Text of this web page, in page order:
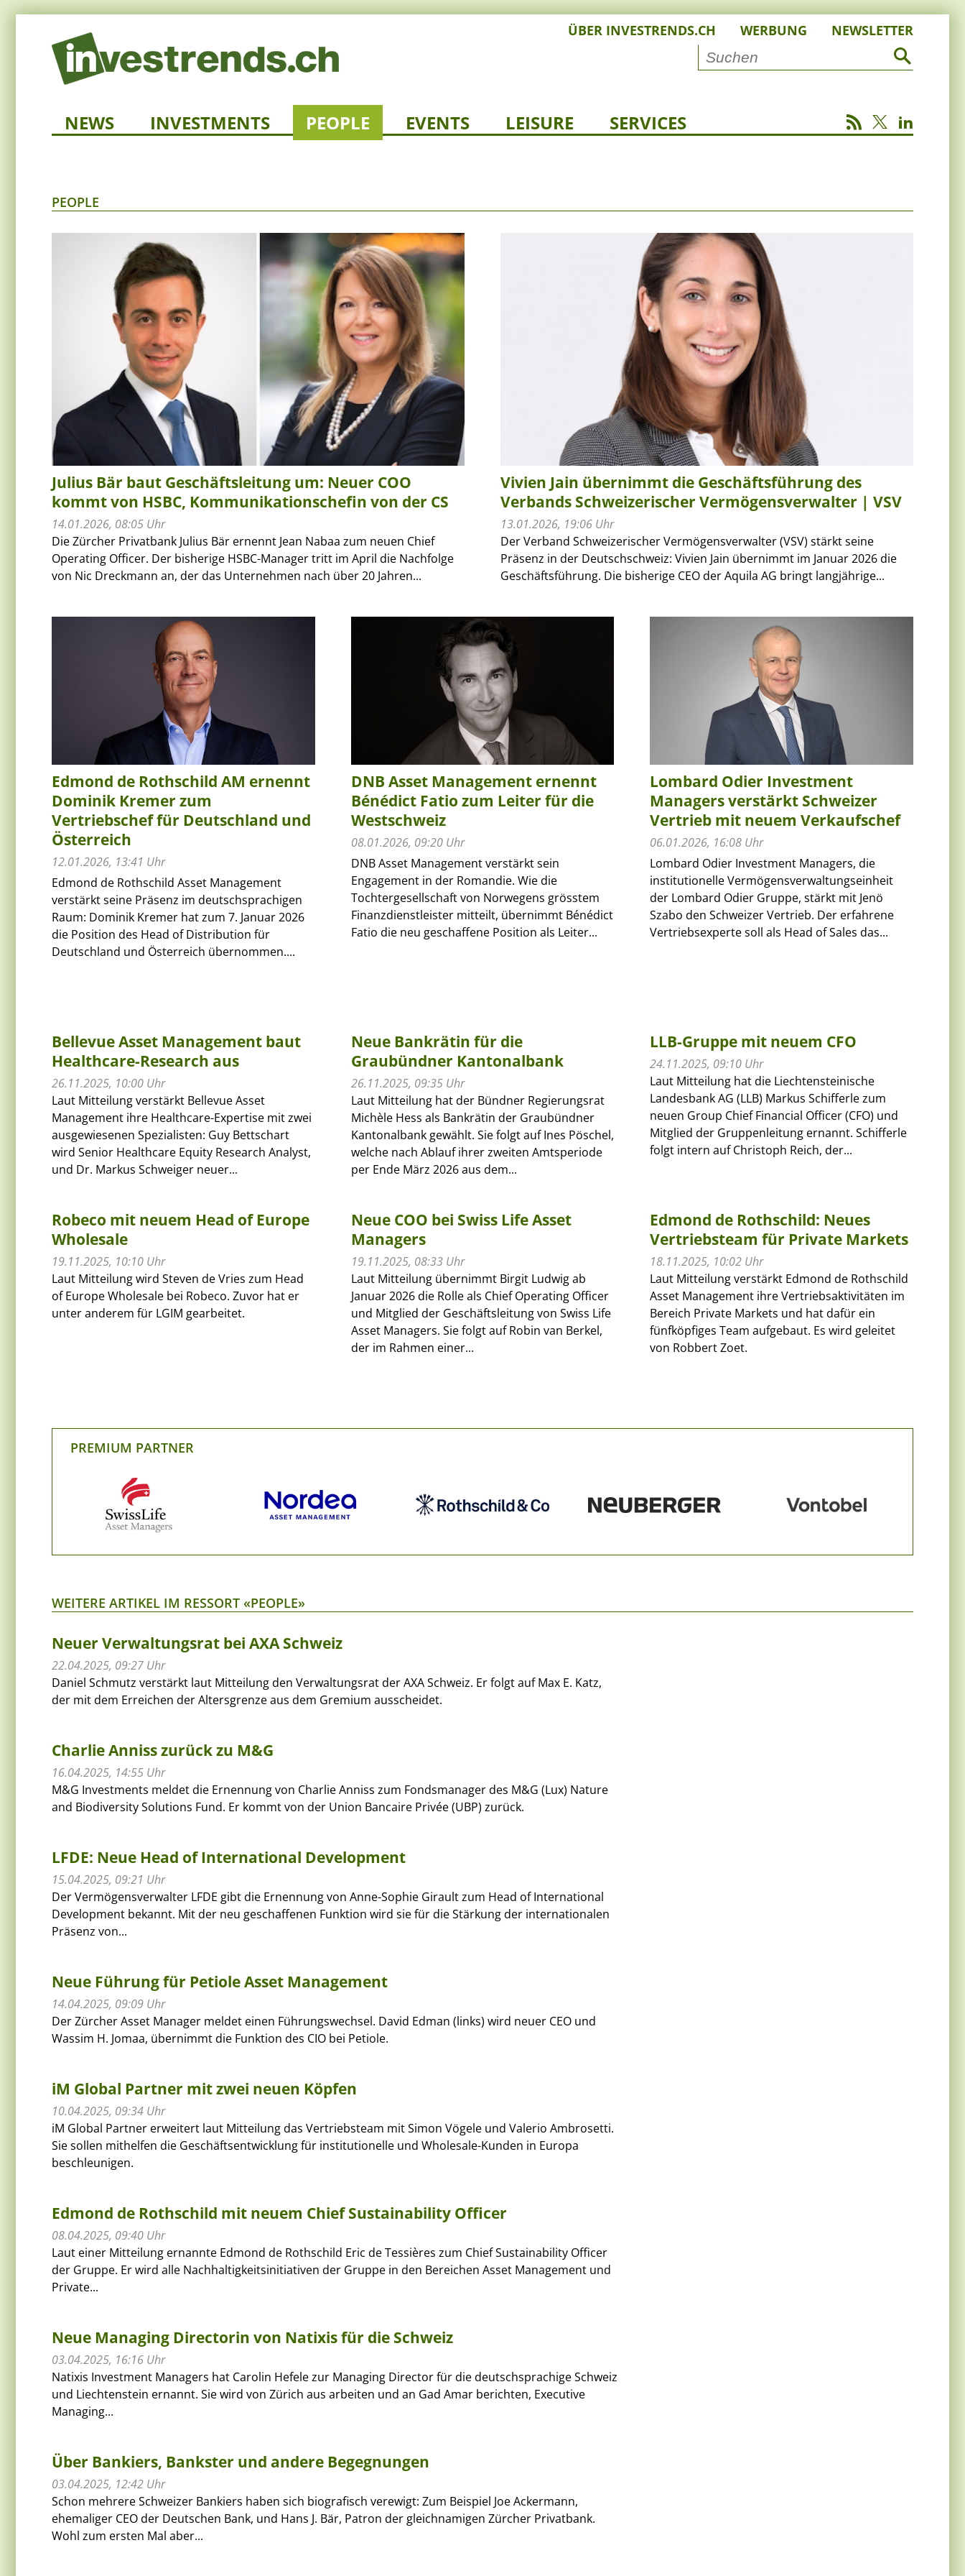
ÜBER INVESTRENDS.CH WERBUNG NEWSLETTER
NEWS INVESTMENTS PEOPLE EVENTS LEISURE SERVICES
PEOPLE
Julius Bär baut Geschäftsleitung um: Neuer COO
kommt von HSBC, Kommunikationschefin von der CS
14.01.2026, 08:05 Uhr
Die Zürcher Privatbank Julius Bär ernennt Jean Nabaa zum neuen Chief
Operating Officer. Der bisherige HSBC-Manager tritt im April die Nachfolge
von Nic Dreckmann an, der das Unternehmen nach über 20 Jahren...
Vivien Jain übernimmt die Geschäftsführung des
Verbands Schweizerischer Vermögensverwalter | VSV
13.01.2026, 19:06 Uhr
Der Verband Schweizerischer Vermögensverwalter (VSV) stärkt seine
Präsenz in der Deutschschweiz: Vivien Jain übernimmt im Januar 2026 die
Geschäftsführung. Die bisherige CEO der Aquila AG bringt langjährige...
Edmond de Rothschild AM ernennt
Dominik Kremer zum
Vertriebschef für Deutschland und
Österreich
12.01.2026, 13:41 Uhr
Edmond de Rothschild Asset Management
verstärkt seine Präsenz im deutschsprachigen
Raum: Dominik Kremer hat zum 7. Januar 2026
die Position des Head of Distribution für
Deutschland und Österreich übernommen....
DNB Asset Management ernennt
Bénédict Fatio zum Leiter für die
Westschweiz
08.01.2026, 09:20 Uhr
DNB Asset Management verstärkt sein
Engagement in der Romandie. Wie die
Tochtergesellschaft von Norwegens grösstem
Finanzdienstleister mitteilt, übernimmt Bénédict
Fatio die neu geschaffene Position als Leiter...
Lombard Odier Investment
Managers verstärkt Schweizer
Vertrieb mit neuem Verkaufschef
06.01.2026, 16:08 Uhr
Lombard Odier Investment Managers, die
institutionelle Vermögensverwaltungseinheit
der Lombard Odier Gruppe, stärkt mit Jenö
Szabo den Schweizer Vertrieb. Der erfahrene
Vertriebsexperte soll als Head of Sales das...
Bellevue Asset Management baut
Healthcare-Research aus
26.11.2025, 10:00 Uhr
Laut Mitteilung verstärkt Bellevue Asset
Management ihre Healthcare-Expertise mit zwei
ausgewiesenen Spezialisten: Guy Bettschart
wird Senior Healthcare Equity Research Analyst,
und Dr. Markus Schweiger neuer...
Neue Bankrätin für die
Graubündner Kantonalbank
26.11.2025, 09:35 Uhr
Laut Mitteilung hat der Bündner Regierungsrat
Michèle Hess als Bankrätin der Graubündner
Kantonalbank gewählt. Sie folgt auf Ines Pöschel,
welche nach Ablauf ihrer zweiten Amtsperiode
per Ende März 2026 aus dem...
LLB-Gruppe mit neuem CFO
24.11.2025, 09:10 Uhr
Laut Mitteilung hat die Liechtensteinische
Landesbank AG (LLB) Markus Schifferle zum
neuen Group Chief Financial Officer (CFO) und
Mitglied der Gruppenleitung ernannt. Schifferle
folgt intern auf Christoph Reich, der...
Robeco mit neuem Head of Europe
Wholesale
19.11.2025, 10:10 Uhr
Laut Mitteilung wird Steven de Vries zum Head
of Europe Wholesale bei Robeco. Zuvor hat er
unter anderem für LGIM gearbeitet.
Neue COO bei Swiss Life Asset
Managers
19.11.2025, 08:33 Uhr
Laut Mitteilung übernimmt Birgit Ludwig ab
Januar 2026 die Rolle als Chief Operating Officer
und Mitglied der Geschäftsleitung von Swiss Life
Asset Managers. Sie folgt auf Robin van Berkel,
der im Rahmen einer...
Edmond de Rothschild: Neues
Vertriebsteam für Private Markets
18.11.2025, 10:02 Uhr
Laut Mitteilung verstärkt Edmond de Rothschild
Asset Management ihre Vertriebsaktivitäten im
Bereich Private Markets und hat dafür ein
fünfköpfiges Team aufgebaut. Es wird geleitet
von Robbert Zoet.
PREMIUM PARTNER
WEITERE ARTIKEL IM RESSORT «PEOPLE»
Neuer Verwaltungsrat bei AXA Schweiz
22.04.2025, 09:27 Uhr
Daniel Schmutz verstärkt laut Mitteilung den Verwaltungsrat der AXA Schweiz. Er folgt auf Max E. Katz,
der mit dem Erreichen der Altersgrenze aus dem Gremium ausscheidet.
Charlie Anniss zurück zu M&G
16.04.2025, 14:55 Uhr
M&G Investments meldet die Ernennung von Charlie Anniss zum Fondsmanager des M&G (Lux) Nature
and Biodiversity Solutions Fund. Er kommt von der Union Bancaire Privée (UBP) zurück.
LFDE: Neue Head of International Development
15.04.2025, 09:21 Uhr
Der Vermögensverwalter LFDE gibt die Ernennung von Anne-Sophie Girault zum Head of International
Development bekannt. Mit der neu geschaffenen Funktion wird sie für die Stärkung der internationalen
Präsenz von...
Neue Führung für Petiole Asset Management
14.04.2025, 09:09 Uhr
Der Zürcher Asset Manager meldet einen Führungswechsel. David Edman (links) wird neuer CEO und
Wassim H. Jomaa, übernimmt die Funktion des CIO bei Petiole.
iM Global Partner mit zwei neuen Köpfen
10.04.2025, 09:34 Uhr
iM Global Partner erweitert laut Mitteilung das Vertriebsteam mit Simon Vögele und Valerio Ambrosetti.
Sie sollen mithelfen die Geschäftsentwicklung für institutionelle und Wholesale-Kunden in Europa
beschleunigen.
Edmond de Rothschild mit neuem Chief Sustainability Officer
08.04.2025, 09:40 Uhr
Laut einer Mitteilung ernannte Edmond de Rothschild Eric de Tessières zum Chief Sustainability Officer
der Gruppe. Er wird alle Nachhaltigkeitsinitiativen der Gruppe in den Bereichen Asset Management und
Private...
Neue Managing Directorin von Natixis für die Schweiz
03.04.2025, 16:16 Uhr
Natixis Investment Managers hat Carolin Hefele zur Managing Director für die deutschsprachige Schweiz
und Liechtenstein ernannt. Sie wird von Zürich aus arbeiten und an Gad Amar berichten, Executive
Managing...
Über Bankiers, Bankster und andere Begegnungen
03.04.2025, 12:42 Uhr
Schon mehrere Schweizer Bankiers haben sich biografisch verewigt: Zum Beispiel Joe Ackermann,
ehemaliger CEO der Deutschen Bank, und Hans J. Bär, Patron der gleichnamigen Zürcher Privatbank.
Wohl zum ersten Mal aber...